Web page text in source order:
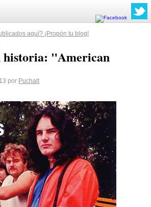
aquí? ¡Propón tu blog!
historia: "American
por Puchalt